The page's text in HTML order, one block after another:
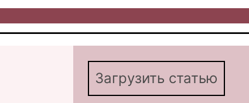
Загрузить статью